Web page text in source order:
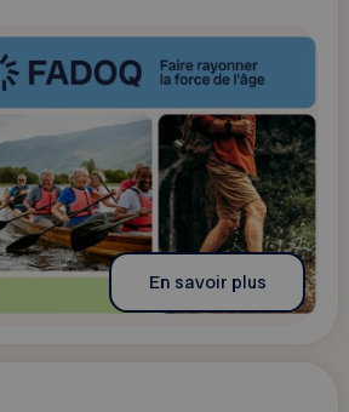
En savoir plus